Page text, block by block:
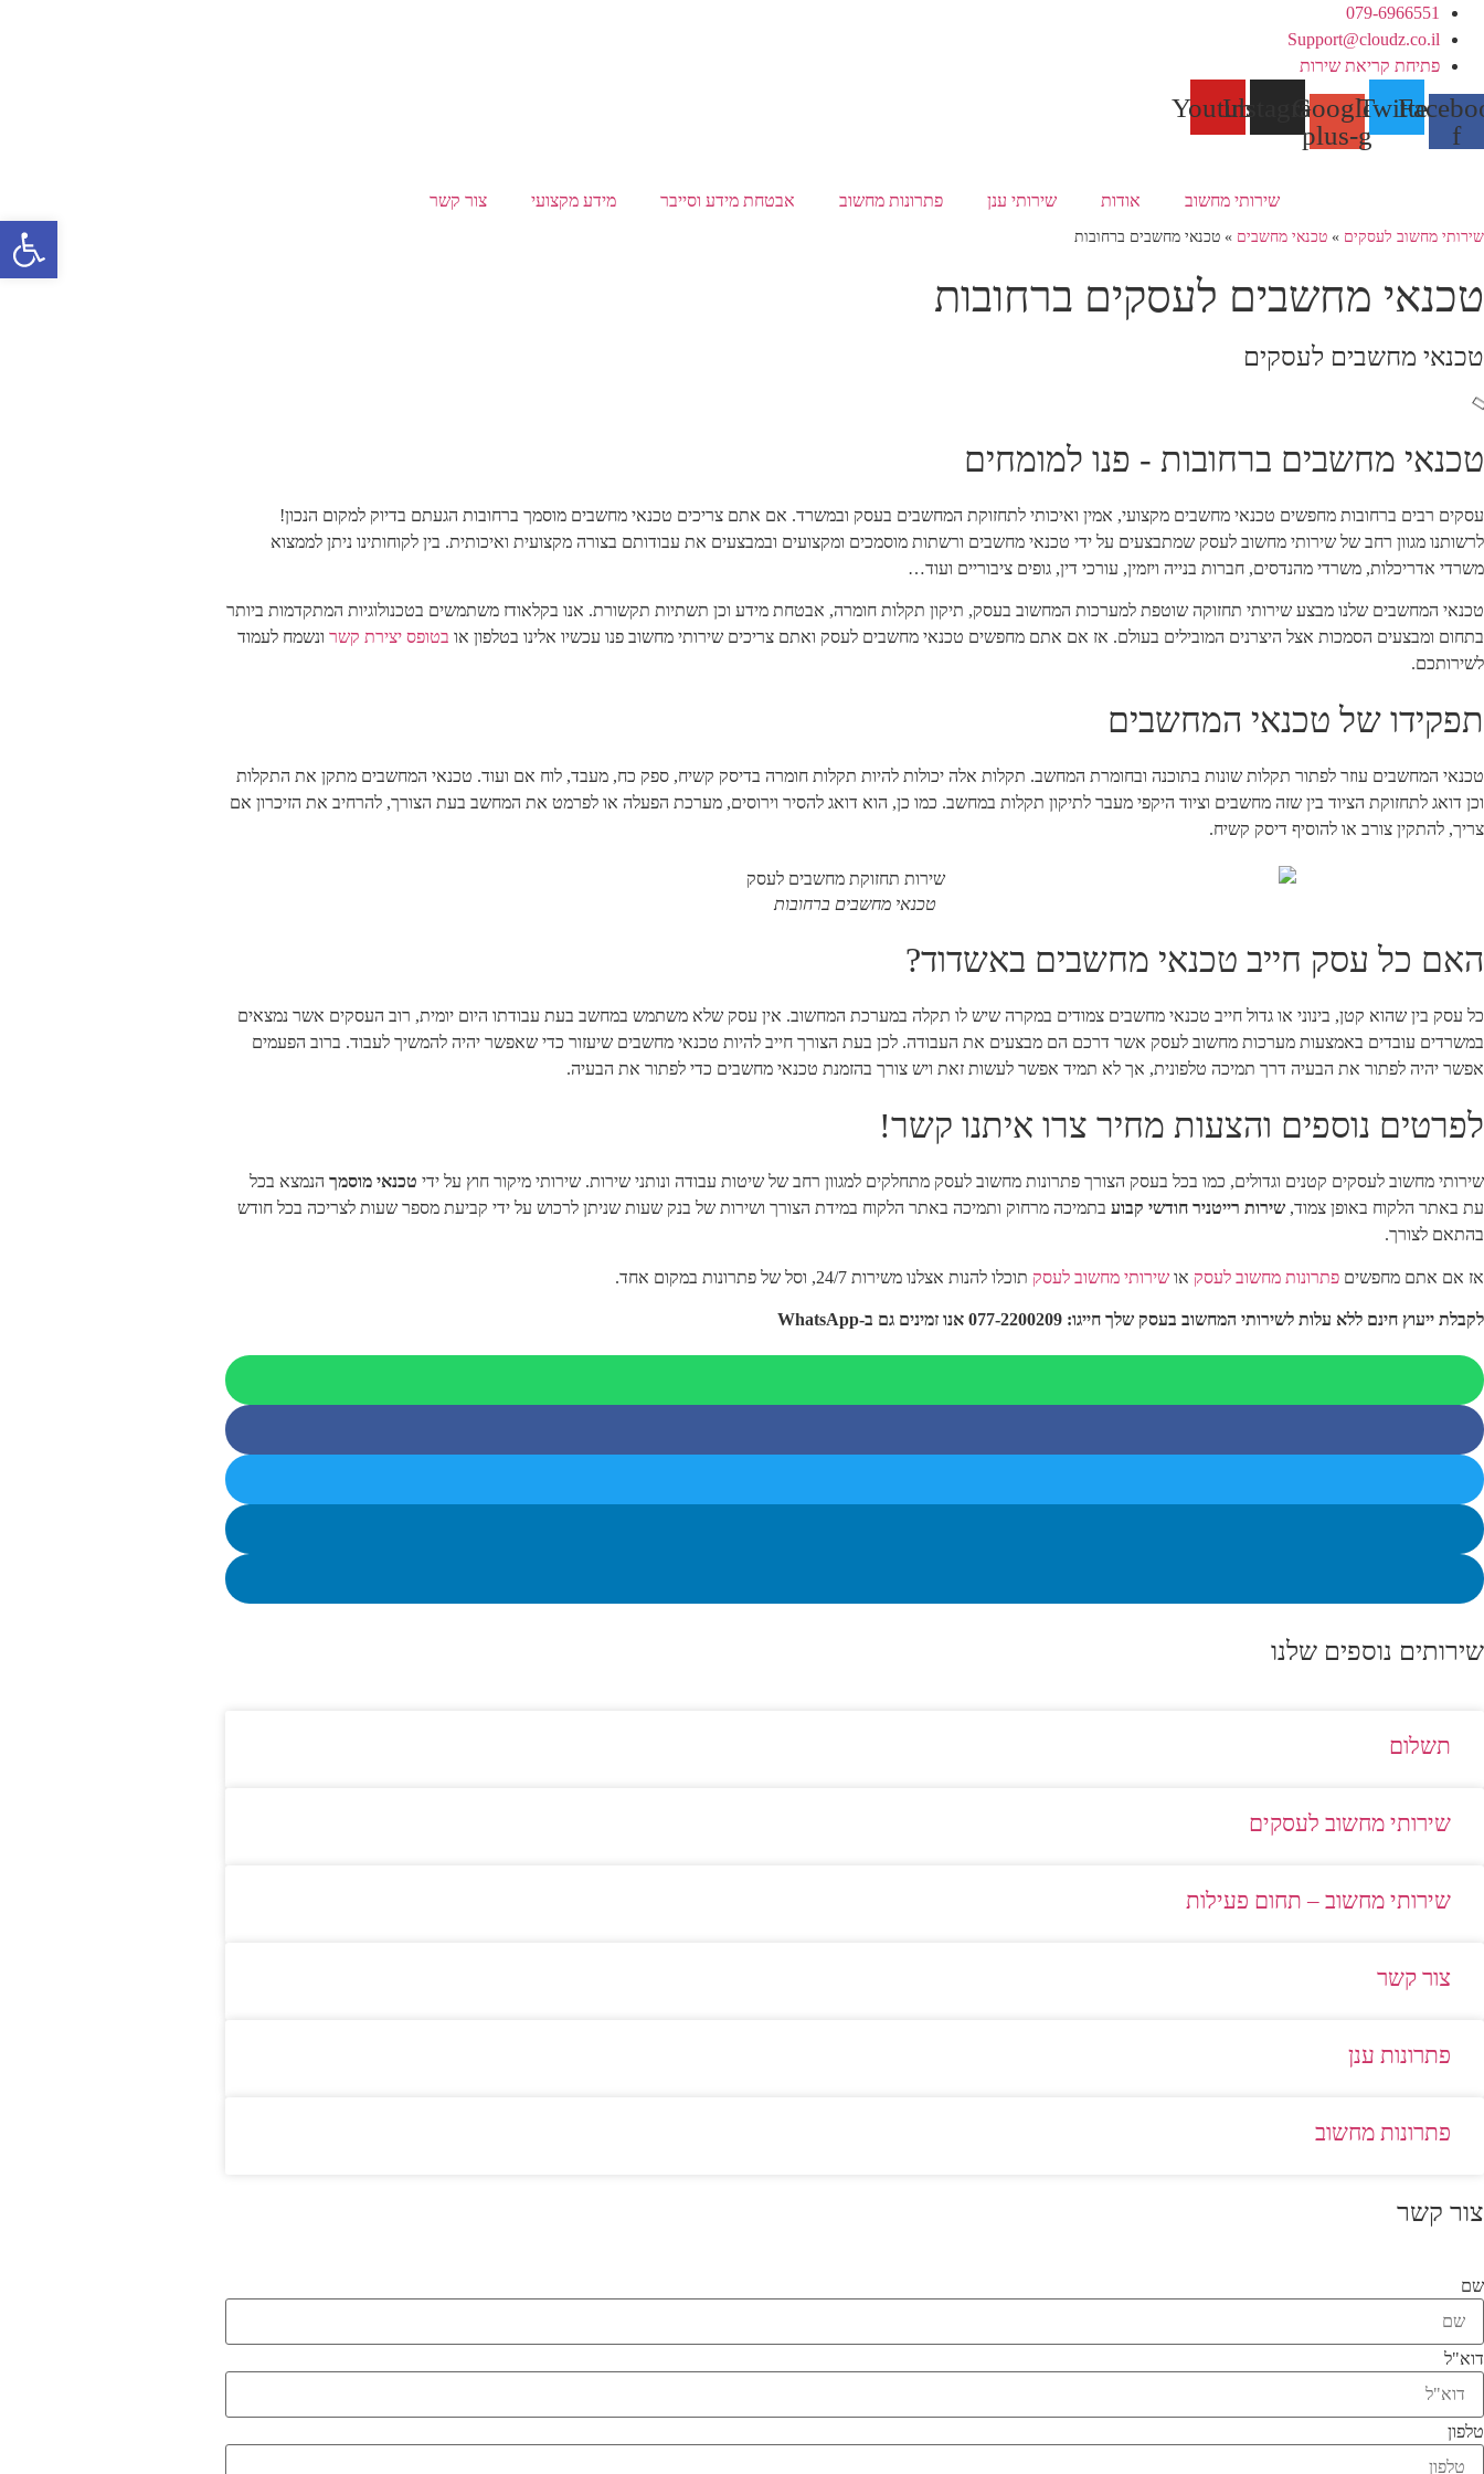
לתוכן
079-6966551
Support@cloudz.co.il
פתיחת קריאת שירות
f
Twitter
Google-
plus-g
Instagram
Youtube
שירותי מחשוב אודות שירותי ענן פתרונות מחשוב אבטחת מידע וסייבר מידע מקצועי צור קשר
שירותי מחשוב לעסקים » טכנאי מחשבים » טכנאי מחשבים ברחובות
טכנאי מחשבים לעסקים ברחובות
טכנאי מחשבים לעסקים
טכנאי מחשבים ברחובות - פנו למומחים
עסקים רבים ברחובות מחפשים טכנאי מחשבים מקצועי, אמין ואיכותי לתחזוקת המחשבים בעסק ובמשרד. אם אתם צריכים טכנאי מחשבים מוסמך ברחובות הגעתם בדיוק למקום הנכון!
לרשותנו מגוון רחב של שירותי מחשוב לעסק שמתבצעים על ידי טכנאי מחשבים ורשתות מוסמכים ומקצועים ובמבצעים את עבודותם בצורה מקצועית ואיכותית. בין לקוחותינו ניתן לממצוא
משרדי אדריכלות, משרדי מהנדסים, חברות בנייה ויזמין, עורכי דין, גופים ציבוריים ועוד…
טכנאי המחשבים שלנו מבצע שירותי תחזוקה שוטפת למערכות המחשוב בעסק, תיקון תקלות חומרה, אבטחת מידע וכן תשתיות תקשורת. אנו בקלאודז משתמשים בטכנולוגיות המתקדמות ביותר
בתחום ומבצעים הסמכות אצל היצרנים המובילים בעולם. אז אם אתם מחפשים טכנאי מחשבים לעסק ואתם צריכים שירותי מחשוב פנו עכשיו אלינו בטלפון או בטופס יצירת קשר ונשמח לעמוד
לשירותכם.
תפקידו של טכנאי המחשבים
טכנאי המחשבים עוזר לפתור תקלות שונות בתוכנה ובחומרת המחשב. תקלות אלה יכולות להיות תקלות חומרה בדיסק קשיח, ספק כח, מעבד, לוח אם ועוד. טכנאי המחשבים מתקן את התקלות
וכן דואג לתחזוקת הציוד בין שזה מחשבים וציוד היקפי מעבר לתיקון תקלות במחשב. כמו כן, הוא דואג להסיר וירוסים, מערכת הפעלה או לפרמט את המחשב בעת הצורך, להרחיב את הזיכרון אם
צריך, להתקין צורב או להוסיף דיסק קשיח.
טכנאי מחשבים ברחובות
האם כל עסק חייב טכנאי מחשבים באשדוד?
כל עסק בין שהוא קטן, בינוני או גדול חייב טכנאי מחשבים צמודים במקרה שיש לו תקלה במערכת המחשוב. אין עסק שלא משתמש במחשב בעת עבודתו היום יומית, רוב העסקים אשר נמצאים
במשרדים עובדים באמצעות מערכות מחשוב לעסק אשר דרכם הם מבצעים את העבודה. לכן בעת הצורך חייב להיות טכנאי מחשבים שיעזור כדי שאפשר יהיה להמשיך לעבוד. ברוב הפעמים
אפשר יהיה לפתור את הבעיה דרך תמיכה טלפונית, אך לא תמיד אפשר לעשות זאת ויש צורך בהזמנת טכנאי מחשבים כדי לפתור את הבעיה.
לפרטים נוספים והצעות מחיר צרו איתנו קשר!
שירותי מחשוב לעסקים קטנים וגדולים, כמו בכל בעסק הצורך פתרונות מחשוב לעסק מתחלקים למגוון רחב של שיטות עבודה ונותני שירות. שירותי מיקור חוץ על ידי טכנאי מוסמך הנמצא בכל
עת באתר הלקוח באופן צמוד, שירות רייטניר חודשי קבוע בתמיכה מרחוק ותמיכה באתר הלקוח במידת הצורך ושירות של בנק שעות שניתן לרכוש על ידי קביעת מספר שעות לצריכה בכל חודש
בהתאם לצורך.
אז אם אתם מחפשים פתרונות מחשוב לעסק או שירותי מחשוב לעסק תוכלו להנות אצלנו משירות 24/7, וסל של פתרונות במקום אחד.
לקבלת ייעוץ חינם ללא עלות לשירותי המחשוב בעסק שלך חייגו: 077-2200209 אנו זמינים גם ב-WhatsApp
שירותים נוספים שלנו
תשלום
שירותי מחשוב לעסקים
שירותי מחשוב – תחום פעילות
צור קשר
פתרונות ענן
פתרונות מחשוב
צור קשר
שם
דוא"ל
טלפון
פתח